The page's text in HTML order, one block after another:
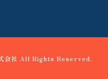
会社 All Rights Reserved.